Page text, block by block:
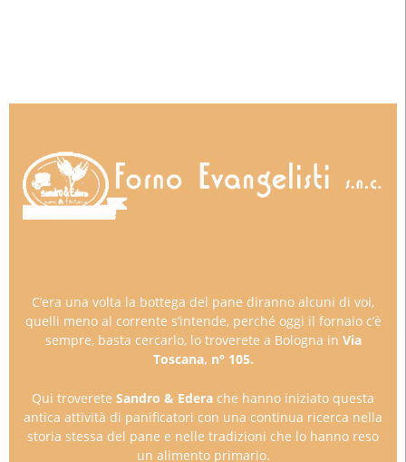
C’era una volta la bottega del pane diranno alcuni di voi,
quelli meno al corrente s’intende, perché oggi il fornaio c’è
sempre, basta cercarlo, lo troverete a Bologna in Via
Toscana, n° 105.
Qui troverete Sandro & Edera che hanno iniziato questa
antica attività di panificatori con una continua ricerca nella
storia stessa del pane e nelle tradizioni che lo hanno reso
un alimento primario.